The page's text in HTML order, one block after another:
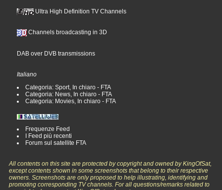
Ultra High Definition TV Channels
Channels broadcasting in 3D
DAB over DVB transmissions
Italiano
Categoria: Sport, In chiaro - FTA
Categoria: News, In chiaro - FTA
Categoria: Movies, In chiaro - FTA
Frequenze Feed
I Feed più recenti
Forum sul satellite FTA
All contents on this site are protected by copyright and owned by KingOfSat,
except contents shown in some screenshots that belong to their respective
owners. Screenshots are only proposed to help illustrating, identifying and
promoting corresponding TV channels. For all questions/remarks related to